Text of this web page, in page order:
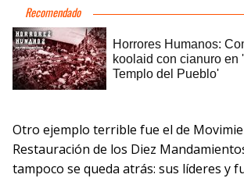
Otro ejemplo terrible fue el de
Restauración de los Diez
tampoco se queda atrás: sus líderes y